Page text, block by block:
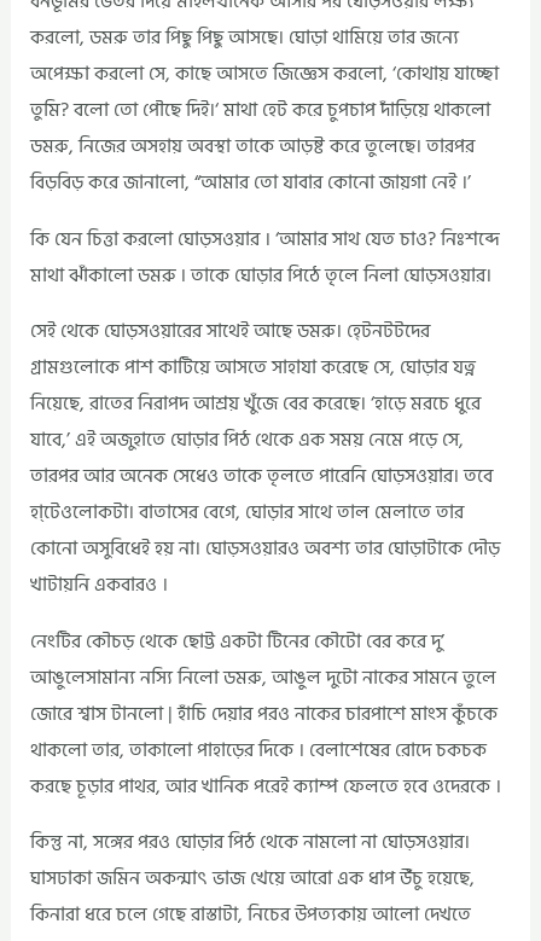
করলো, ডমরু তার পিছু পিছু আসছে। ঘোড়া থামিয়ে তার জন্যে
অপেক্ষা করলো সে, কাছে আসতে জিজ্ঞেস করলো, ‘কোথায় যাচ্ছো
তুমি? বলো তো পৌছে দিই।‘ মাথা হেট করে চুপচাপ দাঁড়িয়ে থাকলো
ডমরু, নিজের অসহায় অবস্থা তাকে আড়ষ্ট করে তুলেছে। তারপর
বিড়বিড় করে জানালো, “আমার তো যাবার কোনো জায়গা নেই ।’
কি যেন চিত্তা করলো ঘোড়সওয়ার । ‘আমার সাথ যেত চাও? নিঃশব্দে
মাথা ঝাঁকালো ডমরু ৷ তাকে ঘোড়ার পিঠে তৃলে নিলা ঘোড়সওয়ার।
সেই থেকে ঘোড়সওয়ারের সাথেই আছে ডমরু। হ্টেনটটদের
গ্রামগুলোকে পাশ কাটিয়ে আসতে সাহাযা করেছে সে, ঘোড়ার যত্ন
নিয়েছে, রাতের নিরাপদ আশ্রয় খুঁজে বের করেছে। ‘হাড়ে মরচে ধুরে
যাবে,’ এই অজুহাতে ঘোড়ার পিঠ থেকে এক সময় নেমে পড়ে সে,
তারপর আর অনেক সেধেও তাকে তৃলতে পারেনি ঘোড়সওয়ার। তবে
হা্টেওলোকটা। বাতাসের বেগে, ঘোড়ার সাথে তাল মেলাতে তার
কোনো অসুবিধেই হয় না। ঘোড়সওয়ারও অবশ্য তার ঘোড়াটাকে দৌড়
খাটায়নি একবারও ।‌
নেংটির কৌচড় থেকে ছোট্ট একটা টিনের কৌটো বের করে দু’
আঙুলেসামান্য নস্যি নিলো ডমরু, আঙুল দুটো নাকের সামনে তুলে
জোরে শ্বাস টানলো | হাঁচি দেয়ার পরও নাকের চারপাশে মাংস কুঁচকে
থাকলো তার, তাকালো পাহাড়ের দিকে । বেলাশেষের রোদে চকচক
করছে চূড়ার পাথর, আর খানিক পরেই ক্যাম্প ফেলতে হবে ওদেরকে ।
কিন্তু না, সঙ্গের পরও ঘোড়ার পিঠ থেকে নামলো না ঘোড়সওয়ার।
ঘাসঢাকা জমিন অকন্মাৎ ভাজ খেয়ে আরো এক ধাপ উঁচু হয়েছে,
কিনারা ধরে চলে গেছে রাস্তাটা, নিচের উপত্যকায় আলো দেখতে